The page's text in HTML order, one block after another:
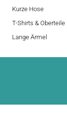
Kurze Hose
T-Shirts & Oberteile
Lange Ärmel